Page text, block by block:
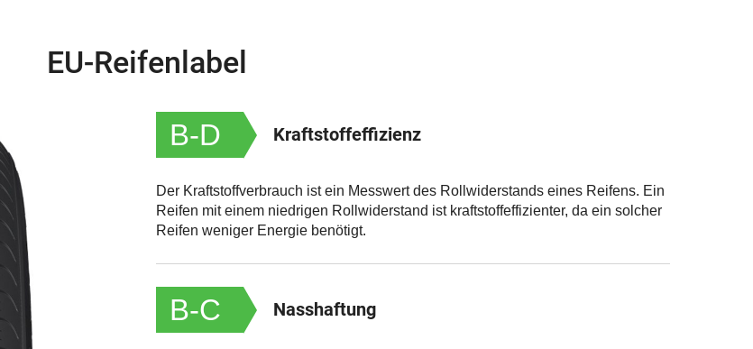
EU-Reifenlabel
B-D Kraftstoffeffizienz
Der Kraftstoffverbrauch ist ein Messwert des Rollwiderstands eines Reifens. Ein
Reifen mit einem niedrigen Rollwiderstand ist kraftstoffeffizienter, da ein solcher
Reifen weniger Energie benötigt.
B-C Nasshaftung